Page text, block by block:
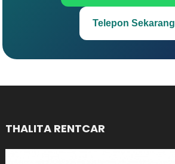
Telepon Sekarang
THALITA RENTCAR